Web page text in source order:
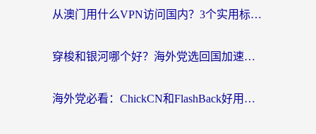
从澳门用什么VPN访问国内？3个实用标准帮你避开坑，无缝刷剧听歌
穿梭和银河哪个好？海外党选回国加速器的避坑指南，附番茄加速器实测体验
海外党必看：ChickCN和FlashBack好用吗？3招教你选对回国加速器（附云极、HomeCN、斧牛vs艾果对比）